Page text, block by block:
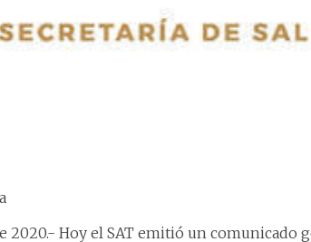
2020.- Hoy el SAT emitió un comunicado